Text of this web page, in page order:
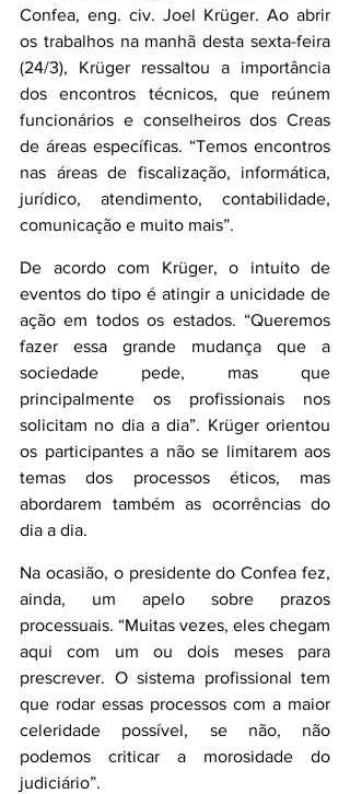
Confea, eng. civ. Joel Krüger. Ao abrir
os trabalhos na manhã desta sexta-feira
(24/3), Krüger ressaltou a importância
dos encontros técnicos, que reúnem
funcionários e conselheiros dos Creas
de áreas específicas. “Temos encontros
nas áreas de fiscalização, informática,
jurídico, atendimento, contabilidade,
comunicação e muito mais”.
De acordo com Krüger, o intuito de
eventos do tipo é atingir a unicidade de
ação em todos os estados. “Queremos
fazer essa grande mudança que a
sociedade pede, mas que
principalmente os profissionais nos
solicitam no dia a dia”. Krüger orientou
os participantes a não se limitarem aos
temas dos processos éticos, mas
abordarem também as ocorrências do
dia a dia.
Na ocasião, o presidente do Confea fez,
ainda, um apelo sobre prazos
processuais. “Muitas vezes, eles chegam
aqui com um ou dois meses para
prescrever. O sistema profissional tem
que rodar essas processos com a maior
celeridade possível, se não, não
podemos criticar a morosidade do
judiciário”.